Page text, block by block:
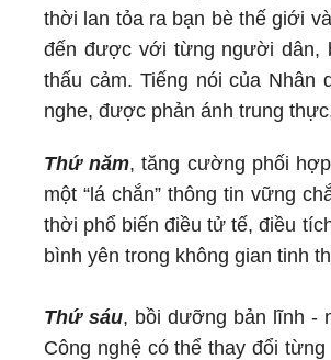
thời lan tỏa ra bạn bè thế giới
đến được với từng người dân,
thấu cảm. Tiếng nói của Nhân
nghe, được phản ánh trung
Thứ năm, tăng cường phối
một “lá chắn” thông tin vững
thời phổ biến điều tử tế, điều
bình yên trong không gian tinh
Thứ sáu, bồi dưỡng bản lĩnh -
Công nghệ có thể thay đổi